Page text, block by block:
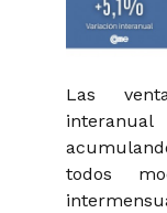
Las
todos